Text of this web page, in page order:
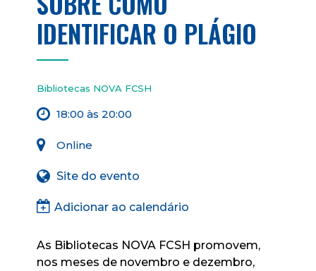
IDENTIFICAR O PLÁGIO
Bibliotecas NOVA FCSH
18:00 às 20:00
Online
Site do evento
Adicionar ao calendário
As Bibliotecas NOVA FCSH promovem,
nos meses de novembro e dezembro,